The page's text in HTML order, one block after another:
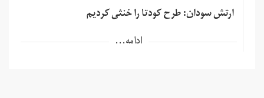
ارتش سودان: طرح کودتا را خنثی کردیم
ادامه...